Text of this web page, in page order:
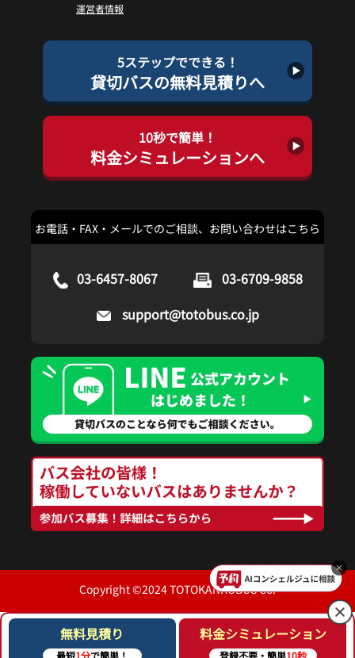
無料見積り
最短1分で簡単！
料金シミュレーション
登録不要・簡単10秒
運営者情報
5ステップでできる！
貸切バスの無料見積りへ
10秒で簡単！
料金シミュレーションへ
お電話・FAX・メールでのご相談、お問い合わせはこちら
03-6457-8067
03-6709-9858
support@totobus.co.jp
Copyright ©2024 TOTOKANKOBUS Co.
×